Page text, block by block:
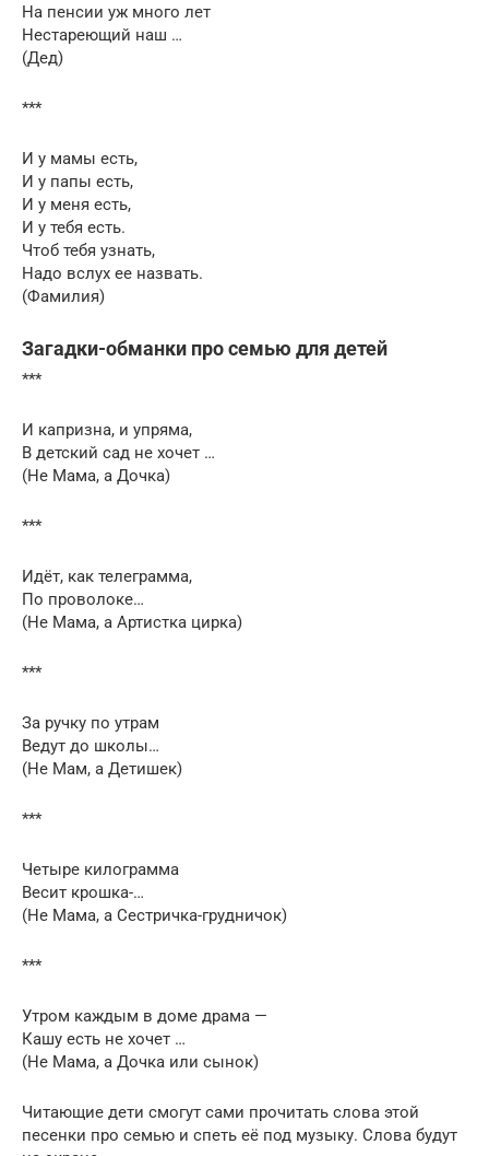
На пенсии уж много лет
Нестареющий наш …
(Дед)
***
И у мамы есть,
И у папы есть,
И у меня есть,
И у тебя есть.
Чтоб тебя узнать,
Надо вслух ее назвать.
(Фамилия)
Загадки-обманки про семью для детей
***
И капризна, и упряма,
В детский сад не хочет …
(Не Мама, а Дочка)
***
Идёт, как телеграмма,
По проволоке…
(Не Мама, а Артистка цирка)
***
За ручку по утрам
Ведут до школы…
(Не Мам, а Детишек)
***
Четыре килограмма
Весит крошка-…
(Не Мама, а Сестричка-грудничок)
***
Утром каждым в доме драма —
Кашу есть не хочет …
(Не Мама, а Дочка или сынок)
Читающие дети смогут сами прочитать слова этой
песенки про семью и спеть её под музыку. Слова будут